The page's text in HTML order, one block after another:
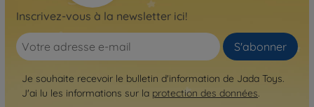
Inscrivez-vous à la newsletter ici!
S'abonner
Je souhaite recevoir le bulletin d'information de Jada Toys.
J'ai lu les informations sur la protection des données.